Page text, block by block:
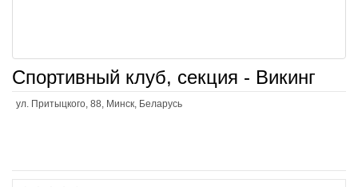
Спортивный клуб, секция - Викинг
ул. Притыцкого, 88, Минск, Беларусь